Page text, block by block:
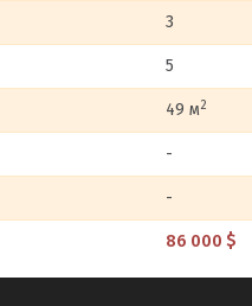
3
5
49 м2
-
-
86 000 $